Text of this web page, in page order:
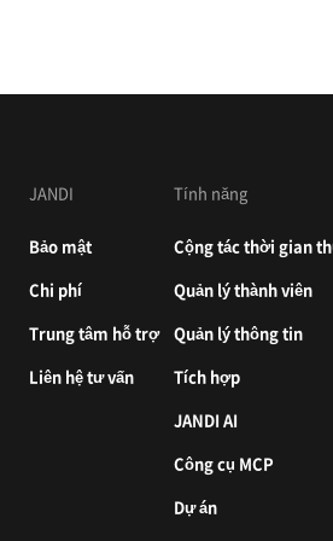
JANDI
Bảo mật
Chi phí
Trung tâm hỗ trợ
Liên hệ tư vấn
Tính năng
Cộng tác thời gian
Quản lý thành viên
Quản lý thông tin
Tích hợp
JANDI AI
Công cụ MCP
Dự án